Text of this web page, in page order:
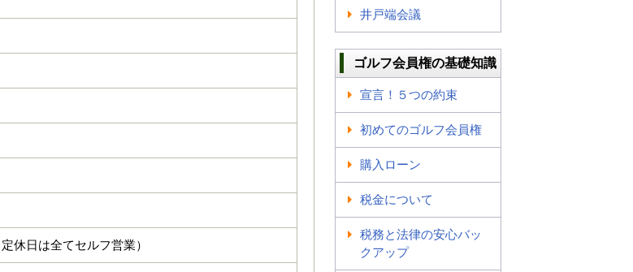
日は全てセルフ営業）
井戸端会議
ゴルフ会員権の基礎知識
宣言！５つの約束
初めてのゴルフ会員権
購入ローン
税金について
税務と法律の安心バッ
クアップ